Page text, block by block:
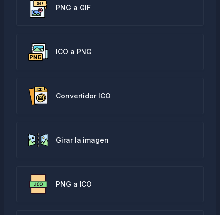
PNG a GIF
ICO a PNG
Convertidor ICO
Girar la imagen
PNG a ICO